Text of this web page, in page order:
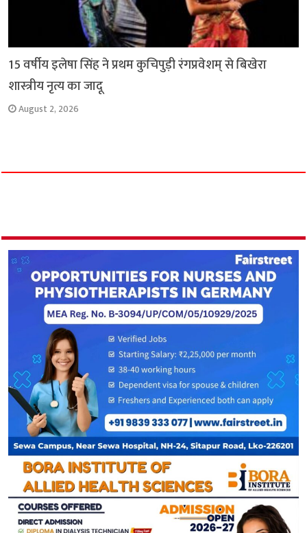
15 वर्षीय इलेषा सिंह ने प्रथम कुचिपुड़ी रंगप्रवेशम् से बिखेरा
शास्त्रीय नृत्य का जादू
August 2, 2026